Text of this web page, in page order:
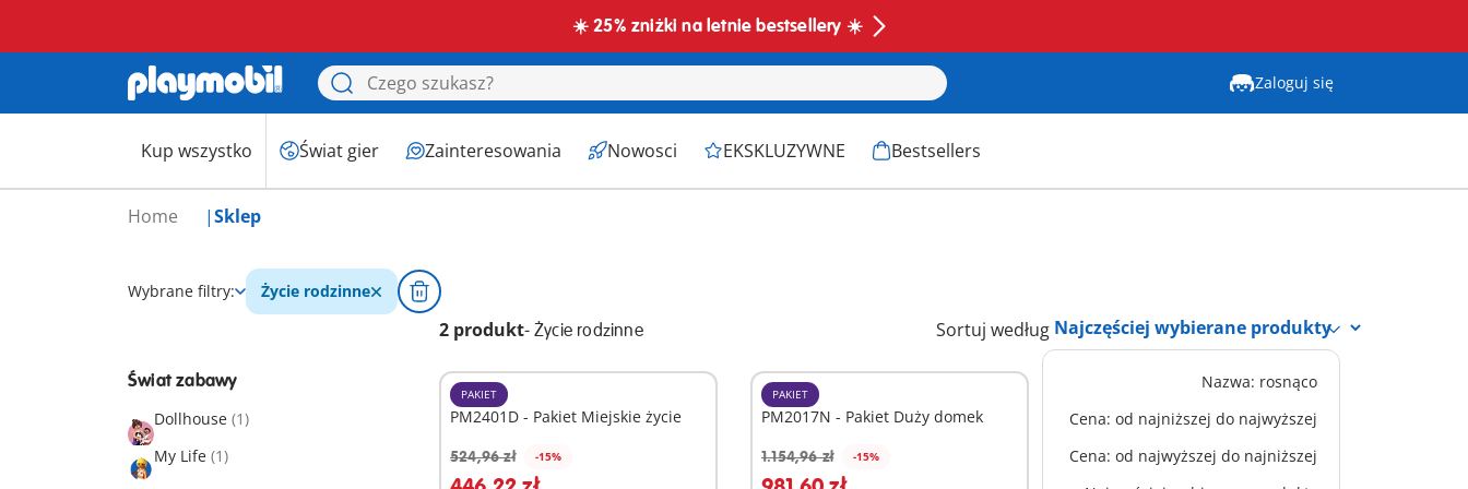
☀️ 25% zniżki na letnie bestsellery ☀️
Zaloguj się
Kup wszystko Świat gier Zainteresowania Nowosci EKSKLUZYWNE Bestsellers
Home Sklep
Wybrane filtry: Życie rodzinne
2 produkt- Życie rodzinne Sortuj według
Nazwa: rosnąco
Cena: od najniższej do najwyższej
Cena: od najwyższej do najniższej
Świat zabawy
Dollhouse (1)
My Life (1)
PAKIET
PM2401D - Pakiet Miejskie życie
524,96 zł -15%
Dodaj do koszyka
PAKIET
PM2017N - Pakiet Duży domek
1.154,96 zł -15%
Dodaj do koszyka